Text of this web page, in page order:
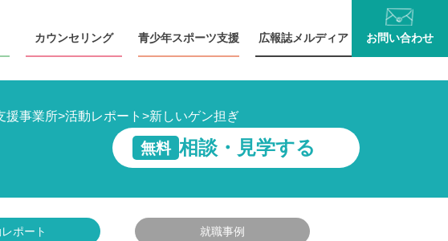
カウンセ リング 青少年スポーツ支援 広報誌メルディア お問い合わせ
援事業所>活動レポート >新しいゲン担ぎ
無料 相談・見学する
ポート 就職事例